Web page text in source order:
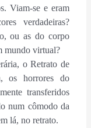
Viam-se e eram
verdadeiras?
ou as do corpo
mundo virtual?
o Retrato de
os horrores do
transferidos
num cômodo da
lá, no retrato.